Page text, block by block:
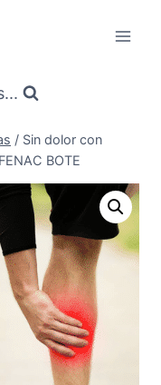
/ Sin dolor con
BOTE